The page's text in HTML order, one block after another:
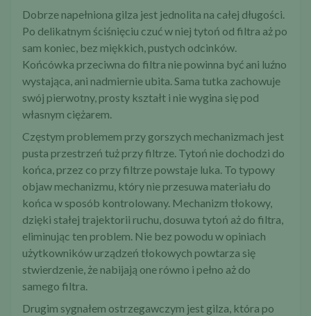
Dobrze napełniona gilza jest jednolita na całej długości.
Po delikatnym ściśnięciu czuć w niej tytoń od filtra aż po
sam koniec, bez miękkich, pustych odcinków.
Końcówka przeciwna do filtra nie powinna być ani luźno
wystająca, ani nadmiernie ubita. Sama tutka zachowuje
swój pierwotny, prosty kształt i nie wygina się pod
własnym ciężarem.
Częstym problemem przy gorszych mechanizmach jest
pusta przestrzeń tuż przy filtrze. Tytoń nie dochodzi do
końca, przez co przy filtrze powstaje luka. To typowy
objaw mechanizmu, który nie przesuwa materiału do
końca w sposób kontrolowany. Mechanizm tłokowy,
dzięki stałej trajektorii ruchu, dosuwa tytoń aż do filtra,
eliminując ten problem. Nie bez powodu w opiniach
użytkowników urządzeń tłokowych powtarza się
stwierdzenie, że nabijają one równo i pełno aż do
samego filtra.
Drugim sygnałem ostrzegawczym jest gilza, która po